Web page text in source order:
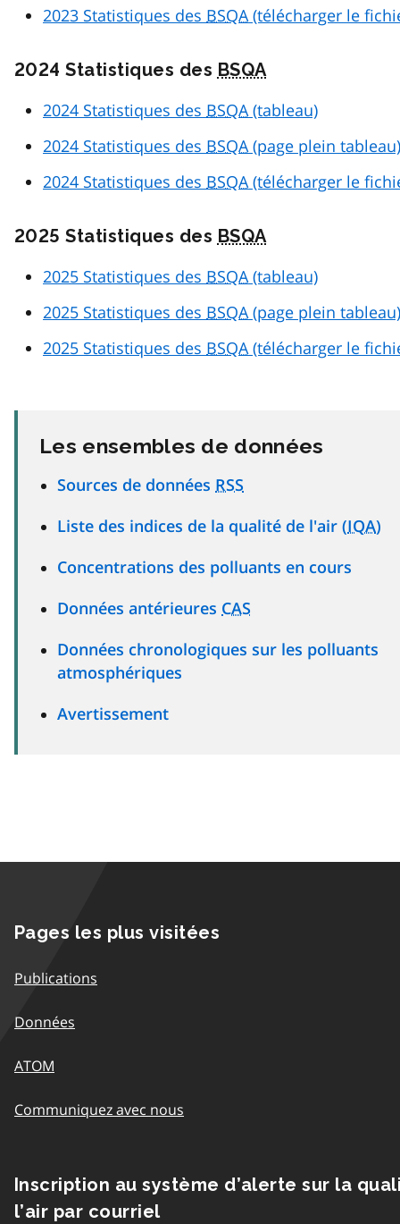
2023 Statistiques des BSQA(télécharger le
2024 Statistiques des BSQA
2024 Statistiques des BSQA(tableau)
2024 Statistiques des BSQA(page plein tableau)
2024 Statistiques des BSQA(télécharger le
2025 Statistiques des BSQA
2025 Statistiques des BSQA(tableau)
2025 Statistiques des BSQA(page plein tableau)
2025 Statistiques des BSQA(télécharger le
Les ensembles de données
Sources de données RSS
Liste des indices de la qualité de l'air (IQA)
Concentrations des polluants en cours
Données antérieures CAS
Données chronologiques sur les polluants
atmosphériques
Avertissement
Pages les plus visitées
Publications
Données
ATOM
Communiquez avec nous
Inscription au système d’alerte sur la
l’air par courriel